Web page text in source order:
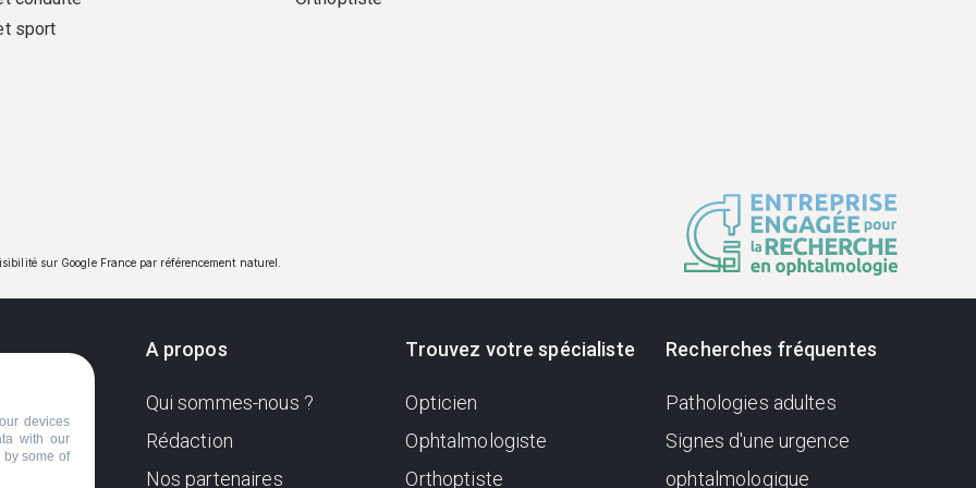
sport
sur Google France par référencement naturel.
Sa
A propos
Qui sommes-nous ?
Rédaction
Nos partenaires
Trouvez votre spécialiste
Opticien
Ophtalmologiste
Orthoptiste
Recherches fréquentes
Pathologies adultes
Signes d'une urgence
ophtalmologique
devices
with our
some of